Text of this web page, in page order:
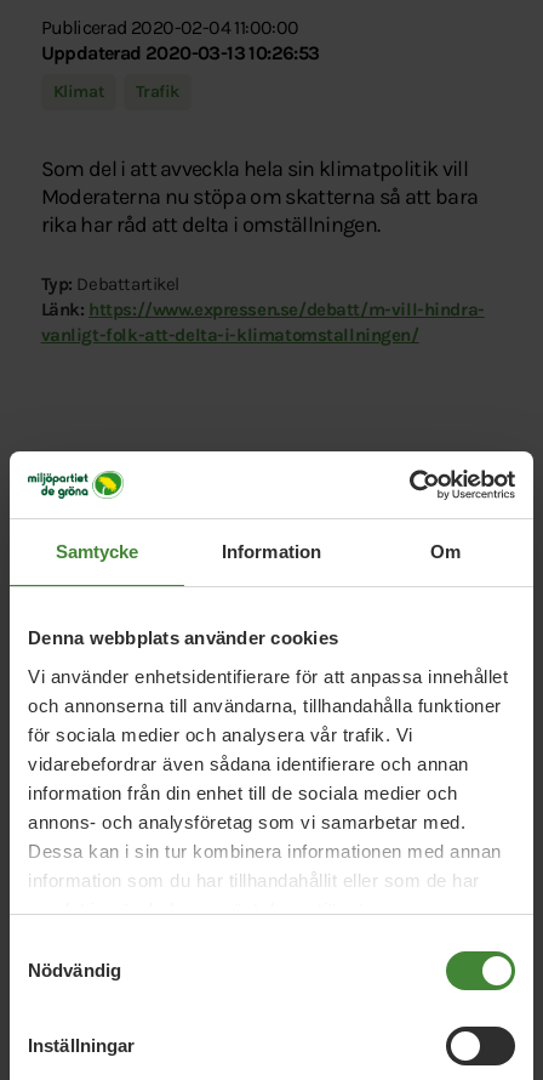
Samtycke Information Om
Denna webbplats använder cookies
Vi använder enhetsidentifierare för att anpassa innehållet
och annonserna till användarna, tillhandahålla funktioner
för sociala medier och analysera vår trafik. Vi
vidarebefordrar även sådana identifierare och annan
information från din enhet till de sociala medier och
annons- och analysföretag som vi samarbetar med.
Dessa kan i sin tur kombinera informationen med annan
information som du har tillhandahållit eller som de har
samlat in när du har använt deras tjänster.
Nödvändig
Inställningar
Publicerad 2020-02-04 11:00:00
Uppdaterad 2020-03-13 10:26:53
Klimat Trafik
Som del i att avveckla hela sin klimatpolitik vill
Moderaterna nu stöpa om skatterna så att bara
rika har råd att delta i omställningen.
Typ: Debattartikel
Länk: https://www.expressen.se/debatt/m-vill-hindra-
vanligt-folk-att-delta-i-klimatomstallningen/
Relaterade nyheter
Omfördela från storstäderna till
människor på landsbygden
31 januari 2022
MP: Sänk skatten för alla i glesbygd
7 december 2021
från L: Förfärligt